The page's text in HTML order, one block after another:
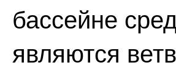
бассейне
являются